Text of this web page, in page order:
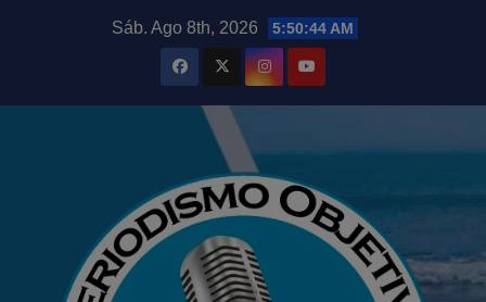
Sáb. Ago 8th, 2026 5:50:45 AM
modal-check